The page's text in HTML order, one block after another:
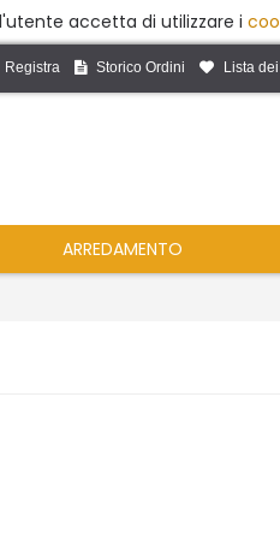
accetta di utilizzare i
Registra Storico Ordini Lista
ARREDAMENTO